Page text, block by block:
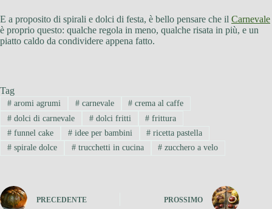
E a proposito di spirali e dolci di festa, è bello pensare che il Carnevale
è proprio questo: qualche regola in meno, qualche risata in più, e un
piatto caldo da condividere appena fatto.
Tag
#aromi agrumi #carnevale # crema al caffe
#dolci di carnevale #dolci fritti # frittura
#funnel cake #idee per bambini # ricetta pastella
#spirale dolce #trucchetti in cucina # zucchero a velo
PRECEDENTE PROSSIMO